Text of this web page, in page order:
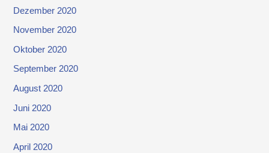
Dezember 2020
November 2020
Oktober 2020
September 2020
August 2020
Juni 2020
Mai 2020
April 2020